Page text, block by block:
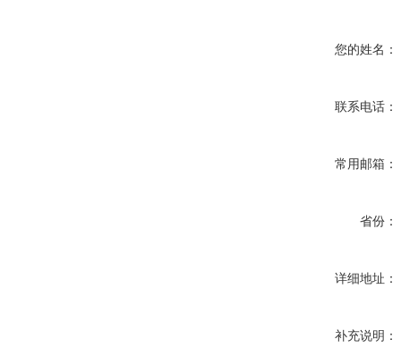
您的姓名：
联系电话：
常用邮箱：
省份：
详细地址：
补充说明：